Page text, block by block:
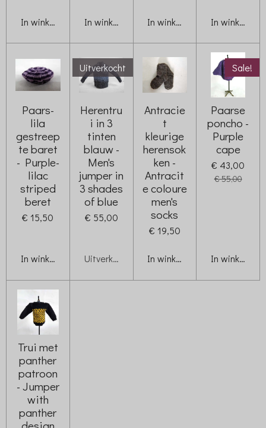
In winkelwagen In winkelwagen In winkelwagen In
Paars-
lila
gestreep
te baret
- Purple-
lilac
striped
beret
€ 15,50
In winkelwagen
Uitverkocht
Herentru
i in 3
tinten
blauw -
Men's
jumper in
3 shades
of blue
€ 55,00
Uitverkocht
Antracie
t
kleurige
herensok
ken -
Antracit
e coloure
men's
socks
€ 19,50
In winkelwagen
Sale!
Paarse
poncho -
Purple
cape
€ 43,00
€ 55,00
In
Trui met
panther
patroon
- Jumper
with
panther
design